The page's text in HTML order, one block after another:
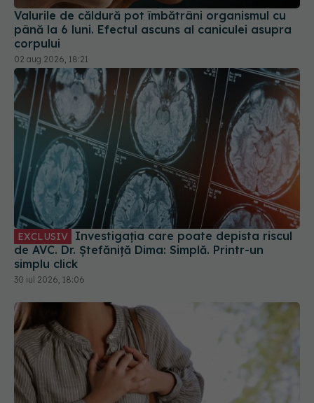
02 aug 2026, 18:21
EXCLUSIV
de AVC. Dr. Ștefăniță Dima: Simplă. Printr-un
simplu click
30 iul 2026, 18:06